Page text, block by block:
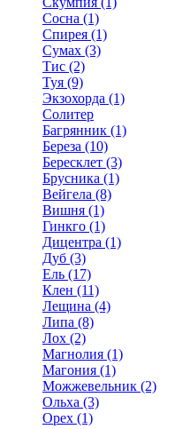
Сосна (1)
Спирея (1)
Сумах (3)
Тис (2)
Туя (9)
Экзохорда (1)
Солитер
Багрянник (1)
Береза (10)
Бересклет (3)
Брусника (1)
Вейгела (8)
Вишня (1)
Гинкго (1)
Дицентра (1)
Дуб (3)
Ель (17)
Клен (11)
Лещина (4)
Липа (8)
Лох (2)
Магнолия (1)
Магония (1)
Можжевельник (2)
Ольха (3)
Орех (1)